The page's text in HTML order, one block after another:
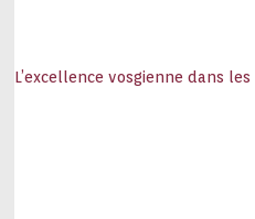
L’excellence vosgienne dans